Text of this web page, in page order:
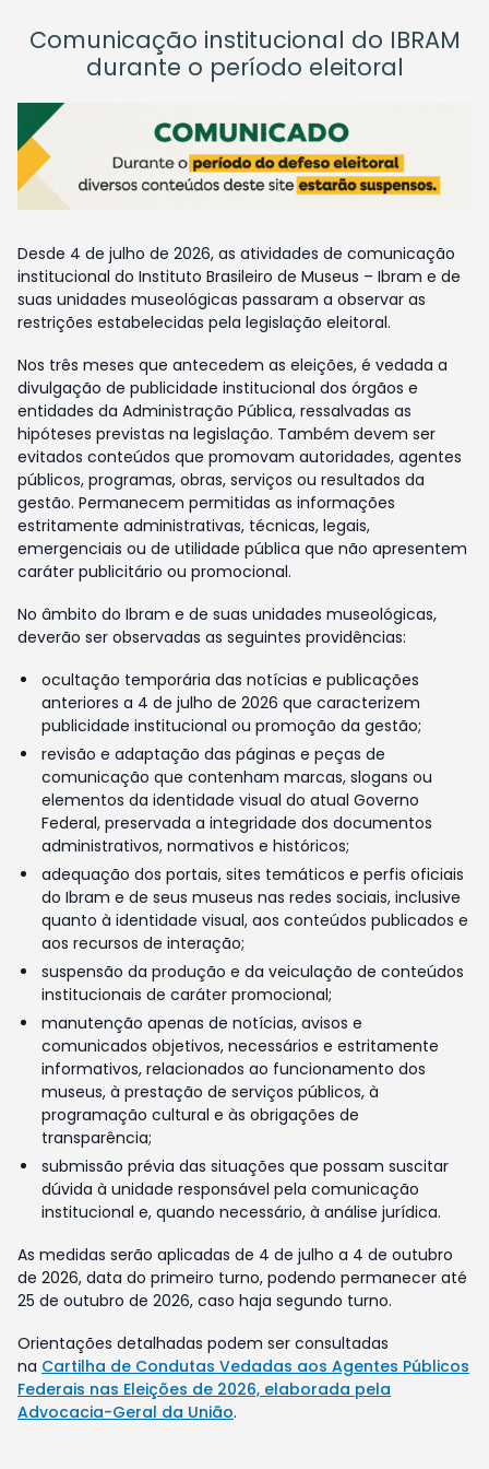
Comunicação institucional do IBRAM
durante o período eleitoral
Desde 4 de julho de 2026, as atividades de comunicação
institucional do Instituto Brasileiro de Museus – Ibram e de
suas unidades museológicas passaram a observar as
restrições estabelecidas pela legislação eleitoral.
Nos três meses que antecedem as eleições, é vedada a
divulgação de publicidade institucional dos órgãos e
entidades da Administração Pública, ressalvadas as
hipóteses previstas na legislação. Também devem ser
evitados conteúdos que promovam autoridades, agentes
públicos, programas, obras, serviços ou resultados da
gestão. Permanecem permitidas as informações
estritamente administrativas, técnicas, legais,
emergenciais ou de utilidade pública que não apresentem
caráter publicitário ou promocional.
No âmbito do Ibram e de suas unidades museológicas,
deverão ser observadas as seguintes providências:
ocultação temporária das notícias e publicações
anteriores a 4 de julho de 2026 que caracterizem
publicidade institucional ou promoção da gestão;
revisão e adaptação das páginas e peças de
comunicação que contenham marcas, slogans ou
elementos da identidade visual do atual Governo
Federal, preservada a integridade dos documentos
administrativos, normativos e históricos;
adequação dos portais, sites temáticos e perfis oficiais
do Ibram e de seus museus nas redes sociais, inclusive
quanto à identidade visual, aos conteúdos publicados e
aos recursos de interação;
suspensão da produção e da veiculação de conteúdos
institucionais de caráter promocional;
manutenção apenas de notícias, avisos e
comunicados objetivos, necessários e estritamente
informativos, relacionados ao funcionamento dos
museus, à prestação de serviços públicos, à
programação cultural e às obrigações de
transparência;
submissão prévia das situações que possam suscitar
dúvida à unidade responsável pela comunicação
institucional e, quando necessário, à análise jurídica.
As medidas serão aplicadas de 4 de julho a 4 de outubro
de 2026, data do primeiro turno, podendo permanecer até
25 de outubro de 2026, caso haja segundo turno.
Orientações detalhadas podem ser consultadas
na Cartilha de Condutas Vedadas aos Agentes Públicos
Federais nas Eleições de 2026, elaborada pela
Advocacia-Geral da União.